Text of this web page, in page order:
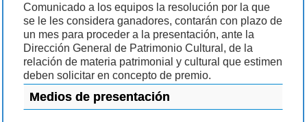
Comunicado a los equipos la resolución por la que
se le les considera ganadores, contarán con plazo de
un mes para proceder a la presentación, ante la
Dirección General de Patrimonio Cultural, de la
relación de materia patrimonial y cultural que estimen
deben solicitar en concepto de premio.
Medios de presentación